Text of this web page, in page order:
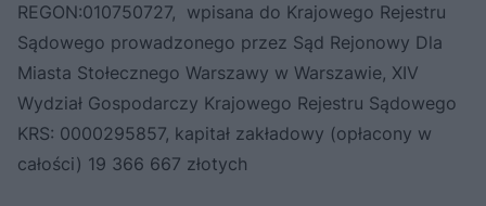
REGON:010750727, wpisana do Krajowego Rejestru
Sądowego prowadzonego przez Sąd Rejonowy Dla
Miasta Stołecznego Warszawy w Warszawie, XIV
Wydział Gospodarczy Krajowego Rejestru Sądowego
KRS: 0000295857, kapitał zakładowy (opłacony w
całości) 19 366 667 złotych